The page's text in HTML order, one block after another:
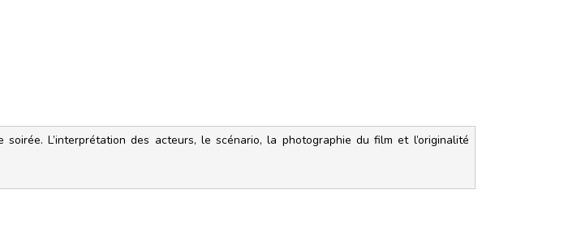
L’interprétation des acteurs, le scénario, la photographie du film et l’originalité